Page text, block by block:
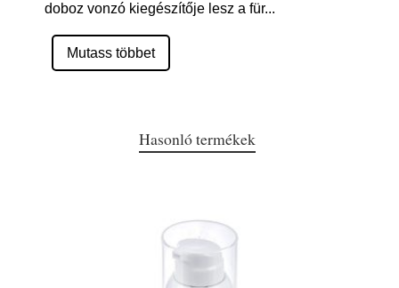
doboz vonzó kiegészítője lesz a für...
Mutass többet
Hasonló termékek